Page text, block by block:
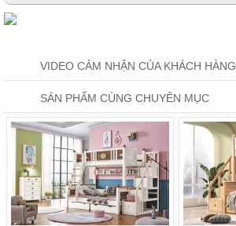
VIDEO CẢM NHẬN CỦA KHÁCH HÀNG
SẢN PHẨM CÙNG CHUYÊN MỤC